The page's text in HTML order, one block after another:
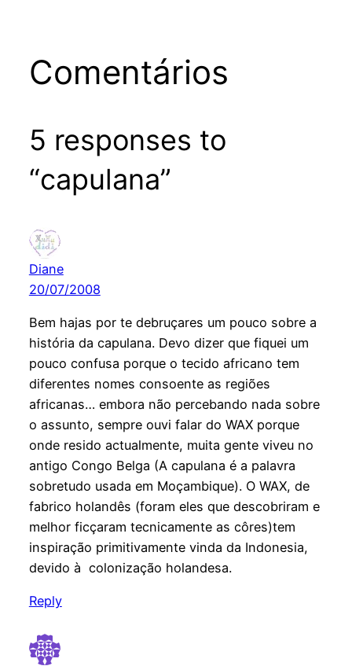
Comentários
5 responses to
“capulana”
Diane
20/07/2008
Bem hajas por te debruçares um pouco sobre a
história da capulana. Devo dizer que fiquei um
pouco confusa porque o tecido africano tem
diferentes nomes consoente as regiões
africanas… embora não percebando nada sobre
o assunto, sempre ouvi falar do WAX porque
onde resido actualmente, muita gente viveu no
antigo Congo Belga (A capulana é a palavra
sobretudo usada em Moçambique). O WAX, de
fabrico holandês (foram eles que descobriram e
melhor ficçaram tecnicamente as côres)tem
inspiração primitivamente vinda da Indonesia,
devido à colonização holandesa.
Reply